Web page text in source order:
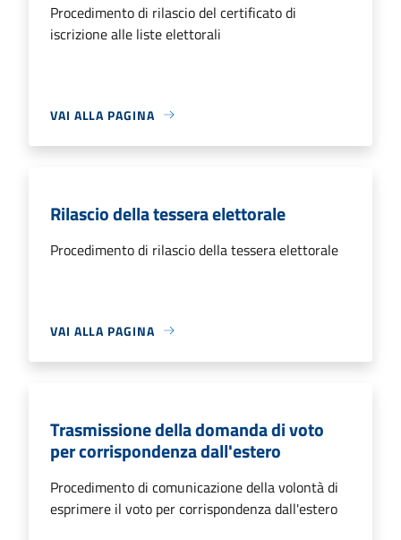
Procedimento di rilascio del certificato di
iscrizione alle liste elettorali
VAI ALLA PAGINA
Rilascio della tessera elettorale
Procedimento di rilascio della tessera elettorale
VAI ALLA PAGINA
Trasmissione della domanda di voto
per corrispondenza dall'estero
Procedimento di comunicazione della volontà di
esprimere il voto per corrispondenza dall'estero